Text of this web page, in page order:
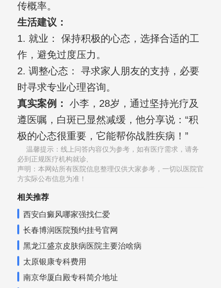
传概率。
生活建议：
1. 就业： 保持积极的心态，选择合适的工
作，避免过度压力。
2. 调整心态： 寻求家人朋友的支持，必要
时寻求专业心理咨询。
真实案例：
小李，28岁，通过坚持光疗及
遵医嘱，白斑已显然减缓，他分享说：“积
极的心态很重要，它能帮你战胜疾病！”
温馨提示：线上问答内容仅为参考，如有医疗需求，请务
必到正规医疗机构就诊,
声明：本网站所有医院信息整理仅供大家参考，一切以医院官
方实际公布信息为准！
相关推荐
西安白癜风哪家强找仁爱
长春博润医院预约挂号官网
黑龙江盛京皮肤病医院主要治啥病
太原银康专科费用
南京华厦白殿专科简介地址